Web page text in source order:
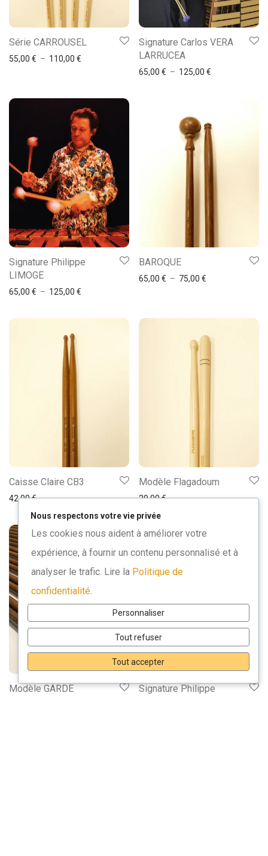
Série CARROUSEL
55,00 € – 110,00 €
Signature Carlos VERA
LARRUCEA
65,00 € – 125,00 €
Signature Philippe
LIMOGE
65,00 € – 125,00 €
BAROQUE
65,00 € – 75,00 €
Caisse Claire CB3
42,00€
Modèle Flagadoum
29,00€
Modèle GARDE
Signature Philippe
Nous respectons votre vie privée
Les cookies nous aident à améliorer votre
expérience, à fournir un contenu personnalisé et à
analyser le trafic. Lire la Politique de
confidentialité.
Personnaliser
Tout refuser
Tout accepter